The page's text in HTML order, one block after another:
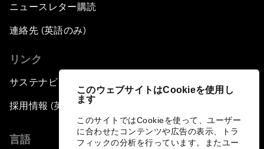
このウェブサイトはCookieを使用し
ます
このサイトではCookieを使って、ユーザー
に合わせたコンテンツや広告の表示、トラ
フィックの分析を行っています。またユー
ニュースレター購読
連絡先 (英語のみ)
リンク
サステナビリティへの取り組み
採用情報 (英語のみ)
言語